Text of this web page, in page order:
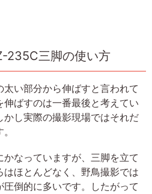
235C三脚の使い方
い部分から伸ばすと言われて
ばすのは一番最後と考えてい
かし実際の撮影現場ではそれだ
なっていますが、三脚を立て
ほとんどなく、野鳥撮影では
倒的に多いです。したがって